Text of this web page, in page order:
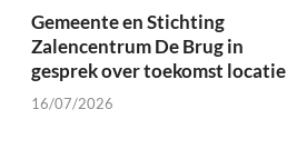
Gemeente en Stichting
Zalencentrum De Brug in
gesprek over toekomst locatie
16/07/2026